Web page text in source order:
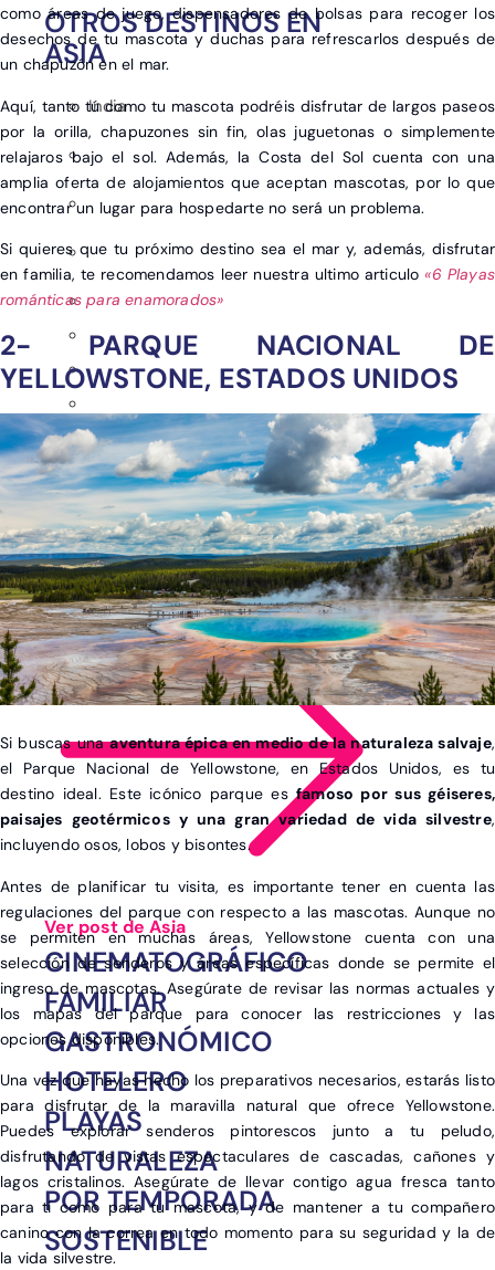
OTROS DESTINOS EN
ASIA
India
Ver post de Asia
CINEMATOGRÁFICO
FAMILIAR
GASTRONÓMICO
HOTELERO
PLAYAS
NATURALEZA
POR TEMPORADA
SOSTENIBLE
como áreas de juego, dispensadores de bolsas para recoger los
desechos de tu mascota y duchas para refrescarlos después de
un chapuzón en el mar.
Aquí, tanto tú como tu mascota podréis disfrutar de largos paseos
por la orilla, chapuzones sin fin, olas juguetonas o simplemente
relajaros bajo el sol. Además, la Costa del Sol cuenta con una
amplia oferta de alojamientos que aceptan mascotas, por lo que
encontrar un lugar para hospedarte no será un problema.
Si quieres que tu próximo destino sea el mar y, además, disfrutar
en familia, te recomendamos leer nuestra ultimo articulo «6 Playas
románticas para enamorados»
2- PARQUE NACIONAL DE
YELLOWSTONE, ESTADOS UNIDOS
Si buscas unaaventura épica en medio de la naturaleza salvaje,
el Parque Nacional de Yellowstone, en Estados Unidos, es tu
destino ideal. Este icónico parque esfamoso por sus géiseres,
paisajes geotérmicos y una gran variedad de vida silvestre,
incluyendo osos, lobos y bisontes.
Antes de planificar tu visita, es importante tener en cuenta las
regulaciones del parque con respecto a las mascotas. Aunque no
se permiten en muchas áreas, Yellowstone cuenta con una
selección de senderos y áreas específicas donde se permite el
ingreso de mascotas. Asegúrate de revisar las normas actuales y
los mapas del parque para conocer las restricciones y las
opciones disponibles.
Una vez que hayas hecho los preparativos necesarios, estarás listo
para disfrutar de la maravilla natural que ofrece Yellowstone.
Puedes explorar senderos pintorescos junto a tu peludo,
disfrutando de vistas espectaculares de cascadas, cañones y
lagos cristalinos. Asegúrate de llevar contigo agua fresca tanto
para ti como para tu mascota, y de mantener a tu compañero
canino con la correa en todo momento para su seguridad y la de
la vida silvestre.